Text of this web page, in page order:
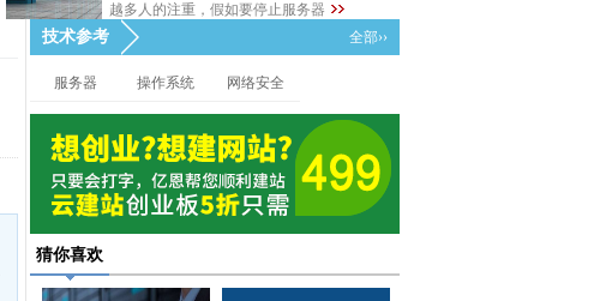
越多人的注重，假如要停止服务器
技术参考 全部››
服务器 操作系统 网络安全
猜你喜欢